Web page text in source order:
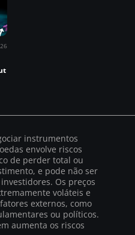
instrumentos
envolve riscos
de perder total ou
e pode não ser
Os preços
voláteis e
externos, como
ou políticos.
aumenta os riscos